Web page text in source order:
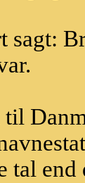
sagt:
til
tal end